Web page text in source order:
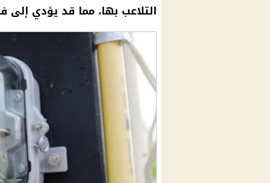
التلاعب بها، مما قد يؤدي